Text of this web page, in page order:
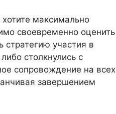
максимально
своевременно оценить
стратегию участия в
столкнулись с
сопровождение на всех
завершением